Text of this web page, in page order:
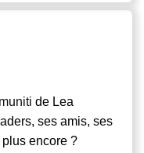
de Lea
ses amis, ses
encore ?